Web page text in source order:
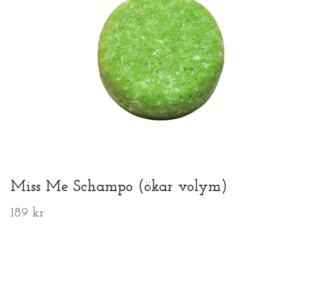
Miss Me Schampo (ökar volym)
189 kr